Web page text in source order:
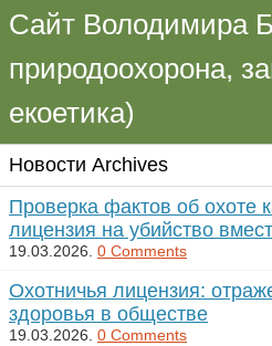
Сайт Володимира
природоохорона,
екоетика)
Новости Archives
Проверка фактов об охоте
лицензия на убийство
19.03.2026. 0 Comments
Охотничья лицензия:
здоровья в обществе
19.03.2026. 0 Comments